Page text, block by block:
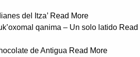
del Itza’ Read More
qanima – Un solo latido Read
de Antigua Read More